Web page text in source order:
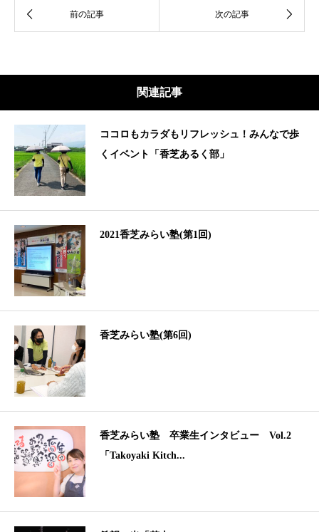
関連記事
ココロもカラダもリフレッシュ！みんなで歩
くイベント「香芝あるく部」
2021香芝みらい塾(第1回)
香芝みらい塾(第6回)
香芝みらい塾 卒業生インタビュー Vol.2
「Takoyaki Kitch...